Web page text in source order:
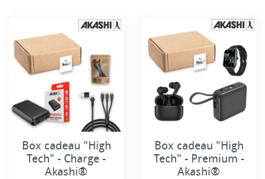
Box cadeau "High
Tech" - Charge -
Akashi®
Box cadeau "High
Tech" - Premium -
Akashi®